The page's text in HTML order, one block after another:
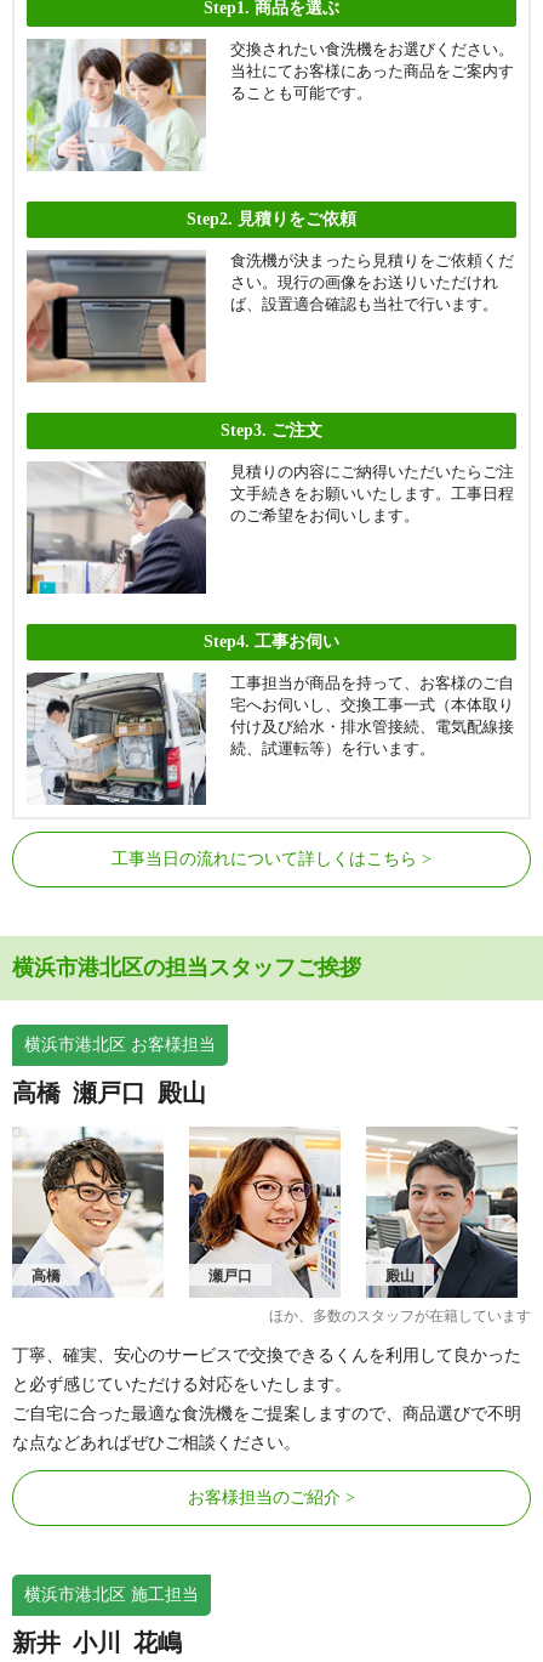
Step1. 商品を選ぶ
交換されたい食洗機をお選びください。
当社にてお客様にあった商品をご案内す
ることも可能です。
Step2. 見積りをご依頼
食洗機が決まったら見積りをご依頼くだ
さい。現行の画像をお送りいただけれ
ば、設置適合確認も当社で行います。
Step3. ご注文
見積りの内容にご納得いただいたらご注
文手続きをお願いいたします。工事日程
のご希望をお伺いします。
Step4. 工事お伺い
工事担当が商品を持って、お客様のご自
宅へお伺いし、交換工事一式（本体取り
付け及び給水・排水管接続、電気配線接
続、試運転等）を行います。
工事当日の流れについて詳しくはこちら
横浜市港北区の担当スタッフご挨拶
横浜市港北区 お客様担当
高橋 瀬戸口 殿山
高橋 瀬戸口 殿山
ほか、多数のスタッフが在籍しています
丁寧、確実、安心のサービスで交換できるくんを利用して良かった
と必ず感じていただける対応をいたします。
ご自宅に合った最適な食洗機をご提案しますので、商品選びで不明
な点などあればぜひご相談ください。
お客様担当のご紹介
横浜市港北区 施工担当
新井 小川 花嶋